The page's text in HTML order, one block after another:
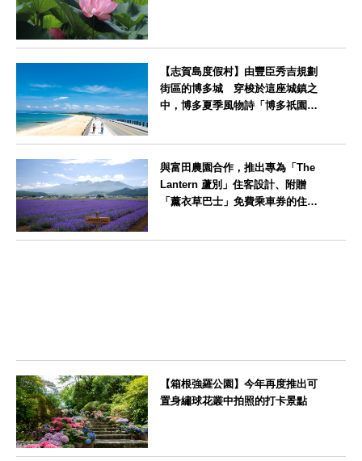
【志賀島度假村】由豐臣秀吉規劃
街區的博多城 穿梭於這座城鎮之
中，博多夏季風物詩「博多祇園山
與富田農園合作，推出專為「The
Lantern 蘆別」住客設計、附贈
「薰衣草巴士」免費乘車券的住宿
【箱根強羅公園】今年再度推出可
置身繡球花叢中拍照的打卡景點